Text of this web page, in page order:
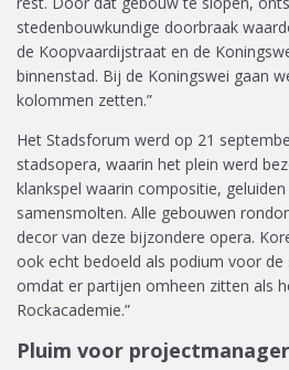
stedenbouwkundige doorbraak
de Koopvaardijstraat en de
binnenstad. Bij de Koningswei gaan
kolommen zetten.”
Het Stadsforum werd op 21
stadsopera, waarin het plein werd
klankspel waarin compositie,
samensmolten. Alle gebouwen
decor van deze bijzondere opera.
ook echt bedoeld als podium voor
omdat er partijen omheen zitten als
Rockacademie.”
Pluim voor